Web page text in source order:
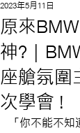
原來
神? |
座艙氛圍
次學會 !
2023年5月11日
「你不能不知